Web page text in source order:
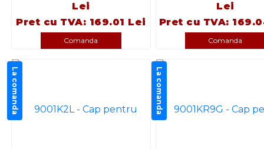
Lei
Pret cu TVA: 169.01 Lei
Comanda
Lei
Pret cu TVA:
Comanda
La comanda La comanda